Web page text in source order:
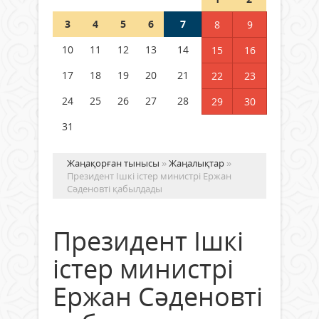
Германия аптап ыстыққа
бастады
04 тамыз 2026 ж.
3
4 5 6 7 8
9
10
11 12 13 14 15
16
17
18 19 20 21 22
23
24
25 26 27 28 29
30
31
Жаңақорған тынысы »Жаңалықтар »
Президент Ішкі істер министрі Ержан
Сәденовті қабылдады
Президент Ішкі
істер министрі
Ержан Сәденовті